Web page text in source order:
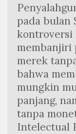
pada bulan
kontroversi
membanjiri
merek
bahwa
mungkin
panjang,
tanpa
Intelectual